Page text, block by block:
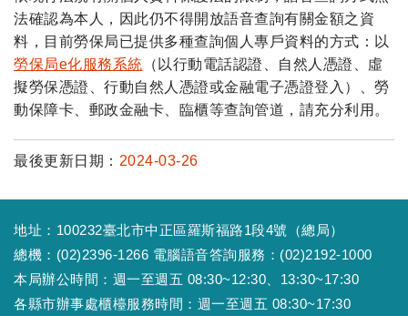
法確認為本人，因此仍不得開放語音查詢有關金額之資
料，目前勞保局已提供多種查詢個人專戶資料的方式：以
勞保局e化服務系統 （以行動電話認證、自然人憑證、虛
擬勞保憑證、行動自然人憑證或金融電子憑證登入）、勞
動保障卡、郵政金融卡、臨櫃等查詢管道，請充分利用。
最後更新日期： 2024-03-26
地址：100232臺北市中正區羅斯福路1段4號（總局）
總機：(02)2396-1266 電腦語音答詢服務：(02)2192-1000
本局辦公時間：週一至週五 08:30~12:30、13:30~17:30
各縣市辦事處櫃檯服務時間：週一至週五 08:30~17:30